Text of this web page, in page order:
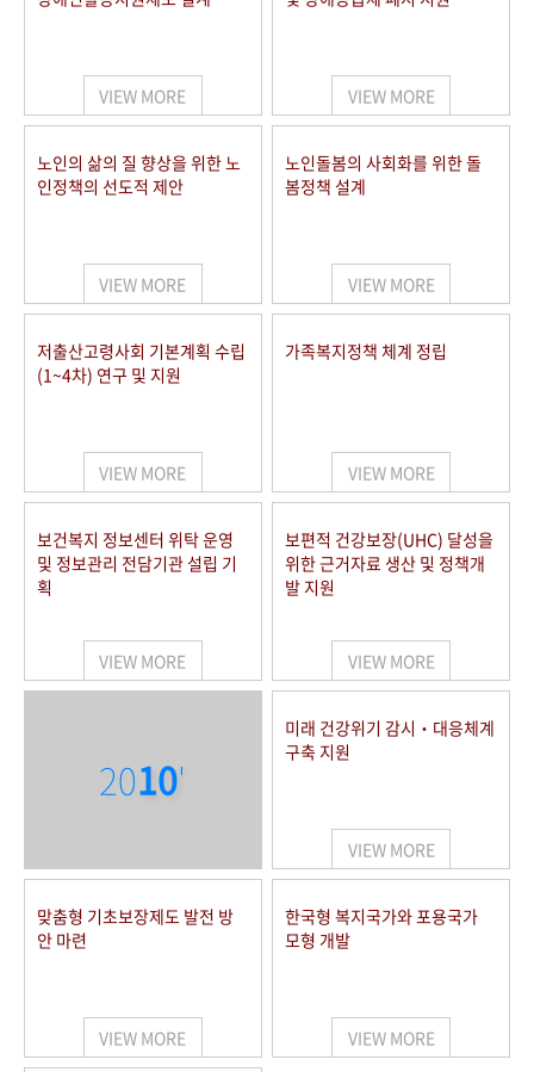
VIEW MORE VIEW MORE
노인의 삶의 질 향상을 위한 노
인정책의 선도적 제안
VIEW MORE
노인돌봄의 사회화를 위한 돌
봄정책 설계
VIEW MORE
저출산고령사회 기본계획 수립
(1~4차) 연구 및 지원
VIEW MORE
가족복지정책 체계 정립
VIEW MORE
보건복지 정보센터 위탁 운영
및 정보관리 전담기관 설립 기
획
VIEW MORE
보편적 건강보장(UHC) 달성을
위한 근거자료 생산 및 정책개
발 지원
VIEW MORE
2010'
미래 건강위기 감시‧대응체계
구축 지원
VIEW MORE
맞춤형 기초보장제도 발전 방
안 마련
VIEW MORE
한국형 복지국가와 포용국가
모형 개발
VIEW MORE